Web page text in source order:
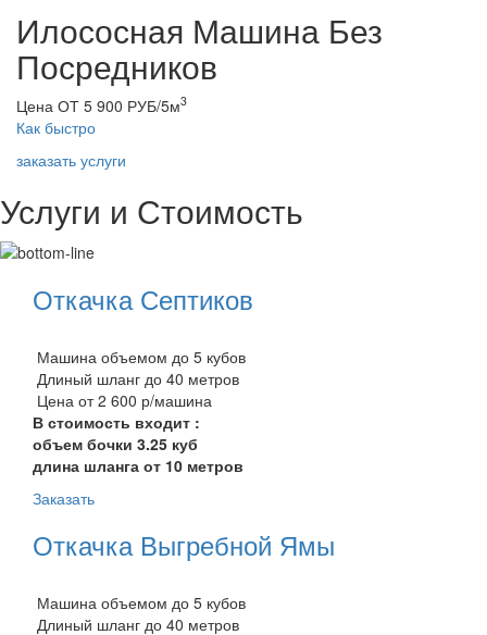
Илососная Машина Без
Посредников
Цена ОТ 5 900 РУБ/5м3
Как быстро
заказать услуги
Услуги и Стоимость
Откачка Септиков
Машина объемом до 5 кубов
Длиный шланг до 40 метров
Цена от 2 600 р/машина
В стоимость входит :
объем бочки 3.25 куб
длина шланга от 10 метров
Заказать
Откачка Выгребной Ямы
Машина объемом до 5 кубов
Длиный шланг до 40 метров